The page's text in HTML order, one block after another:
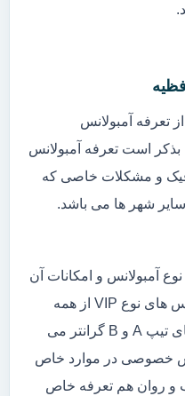
تعرفه آمبولانس
است تعرفه آمبولانس
و مشکلات خاصی که
سایر شهر ها می باشد.
نوع آمبولانس و امکانات آن
متفاوت خواهد بود معمولا آمبولانس های نوع VIP از همه
مدل ها گرانتر و بعد از آن مدل های تیپ A و B گرانتر می
خصوصی در موارد خاص
و روان هم تعرفه خاص